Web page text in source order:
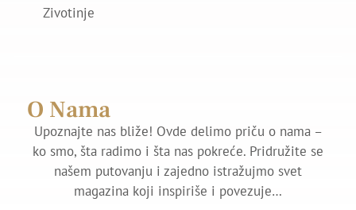
Zivotinje
O Nama
Upoznajte nas bliže! Ovde delimo priču o nama –
ko smo, šta radimo i šta nas pokreće. Pridružite se
našem putovanju i zajedno istražujmo svet
magazina koji inspiriše i povezuje…